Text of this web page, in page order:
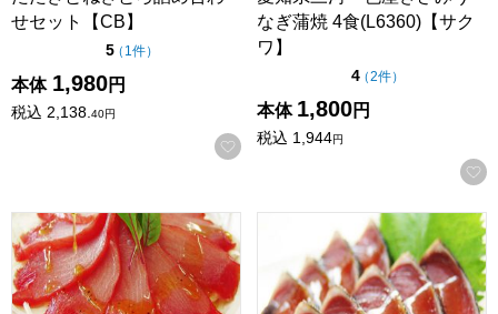
せセット【CB】
5点（5点満点中）
（ 1件の評価
）
本体 1,980円
税込 2,138.40円
お気に入りに登録する
なぎ蒲焼 4食(L6360)【サク
ワ】
4点（5点満点中）
（2件の評価
）
本体 1,800円
税込 1,944円
まぐろ・かつおセット【CB】 鰹たたき食べ比べセット【CB